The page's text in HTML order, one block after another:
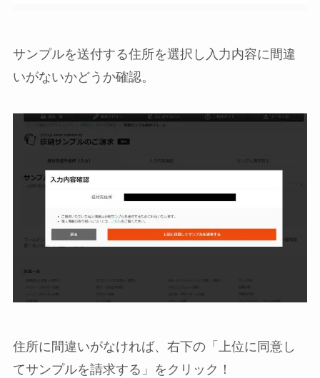
サンプルを送付する住所を選択し入力内容に間違
いがないかどうか確認。
住所に間違いがなければ、右下の「上位に同意し
てサンプルを請求する」をクリック！